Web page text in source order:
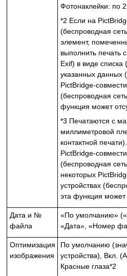
Фотонаклейки: по
*2 Если на
(беспроводная
элемент,
выполнить печать
Exif) в виде списка
указанных данных
PictBridge-
(беспроводная
функция может
*3 Печатаются с
миллиметровой
контактной печати).
PictBridge-
(беспроводная
некоторых
устройствах
эта функция может
Дата и №
файла
«По умолчанию»
«Дата», «Номер
Оптимизация
изображения
По умолчанию
устройства), Вкл.
Красные глаза*2